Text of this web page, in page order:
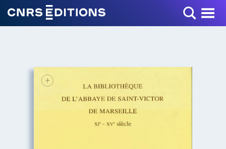
Toggle Menu
+